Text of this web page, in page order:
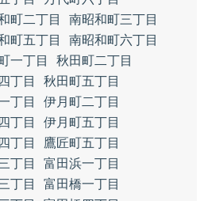
町二丁目
南昭和町三丁目
町五丁目
南昭和町六丁目
一丁目
秋田町二丁目
丁目
秋田町五丁目
丁目
伊月町二丁目
丁目
伊月町五丁目
丁目
鷹匠町五丁目
丁目
富田浜一丁目
丁目
富田橋一丁目